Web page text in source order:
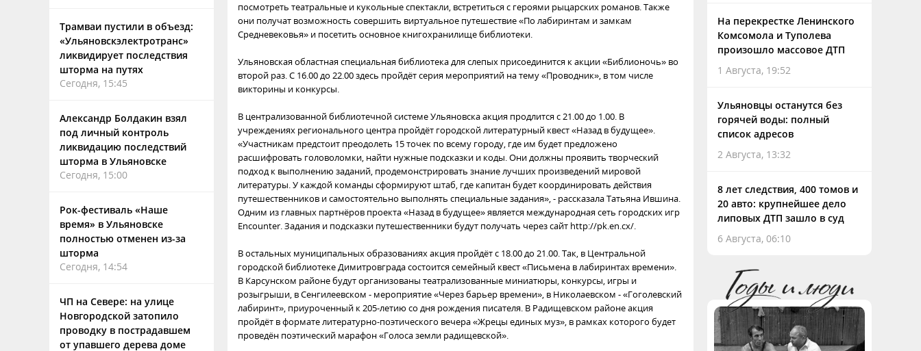
Трамваи пустили в объезд:
«Ульяновскэлектротранс»
ликвидирует последствия
шторма на путях
Сегодня, 15:45
Александр Болдакин взял
под личный контроль
ликвидацию последствий
шторма в Ульяновске
Сегодня, 15:00
Рок-фестиваль «Наше
время» в Ульяновске
полностью отменен из-за
шторма
Сегодня, 14:54
ЧП на Севере: на улице
Новгородской затопило
проводку в пострадавшем
от упавшего дерева доме
посмотреть театральные и кукольные спектакли, встретиться с героями рыцарских романов. Также
они получат возможность совершить виртуальное путешествие «По лабиринтам и замкам
Средневековья» и посетить основное книгохранилище библиотеки.
Ульяновская областная специальная библиотека для слепых присоединится к акции «Библионочь» во
второй раз. С 16.00 до 22.00 здесь пройдёт серия мероприятий на тему «Проводник», в том числе
викторины и конкурсы.
В централизованной библиотечной системе Ульяновска акция продлится с 21.00 до 1.00. В
учреждениях регионального центра пройдёт городской литературный квест «Назад в будущее».
«Участникам предстоит преодолеть 15 точек по всему городу, где им будет предложено
расшифровать головоломки, найти нужные подсказки и коды. Они должны проявить творческий
подход к выполнению заданий, продемонстрировать знание лучших произведений мировой
литературы. У каждой команды сформируют штаб, где капитан будет координировать действия
путешественников и самостоятельно выполнять специальные задания», - рассказала Татьяна Ившина.
Одним из главных партнёров проекта «Назад в будущее» является международная сеть городских игр
Encounter. Задания и подсказки путешественники будут получать через сайт http://pk.en.cx/.
В остальных муниципальных образованиях акция пройдёт с 18.00 до 21.00. Так, в Центральной
городской библиотеке Димитровграда состоится семейный квест «Письмена в лабиринтах времени».
В Карсунском районе будут организованы театрализованные миниатюры, конкурсы, игры и
розыгрыши, в Сенгилеевском - мероприятие «Через барьер времени», в Николаевском - «Гоголевский
лабиринт», приуроченный к 205-летию со дня рождения писателя. В Радищевском районе акция
пройдёт в формате литературно-поэтического вечера «Жрецы единых муз», в рамках которого будет
проведён поэтический марафон «Голоса земли радищевской».
На перекрестке Ленинского
Комсомола и Туполева
произошло массовое ДТП
1 Августа, 19:52
Ульяновцы останутся без
горячей воды: полный
список адресов
2 Августа, 13:32
8 лет следствия, 400 томов и
20 авто: крупнейшее дело
липовых ДТП зашло в суд
6 Августа, 06:10